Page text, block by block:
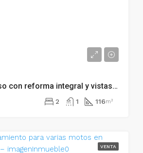
Tarragona: Piso con reforma integral y vistas al puerto – 011.02261
2 1 116m²
VENTA